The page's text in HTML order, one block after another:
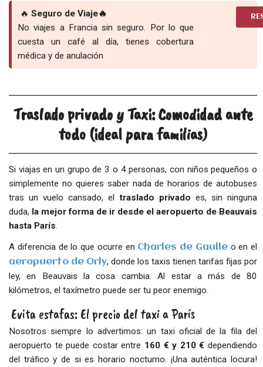
🔥 Seguro de Viaje🔥
No viajes a Francia sin seguro. Por lo que
cuesta un café al día, tienes cobertura
médica y de anulación
Traslado privado y Taxi: Comodidad ante
todo (ideal para familias)
Si viajas en un grupo de 3 o 4 personas, con niños pequeños o
simplemente no quieres saber nada de horarios de autobuses
tras un vuelo cansado, eltraslado privado es, sin ninguna
duda, la mejor forma de ir desde el aeropuerto de Beauvais
hasta París.
A diferencia de lo que ocurre en Charles de Gaulleo en el
aeropuerto de Orly, donde los taxis tienen tarifas fijas por
ley, en Beauvais la cosa cambia. Al estar a más de 80
kilómetros, el taxímetro puede ser tu peor enemigo.
Evita estafas: El precio del taxi a París
Nosotros siempre lo advertimos: un taxi oficial de la fila del
aeropuerto te puede costar entre 160 € y 210 € dependiendo
del tráfico y de si es horario nocturno. ¡Una auténtica locura!